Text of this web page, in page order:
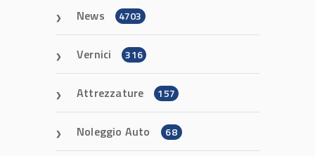
News 4703
Vernici 316
Attrezzature 157
Noleggio Auto 68